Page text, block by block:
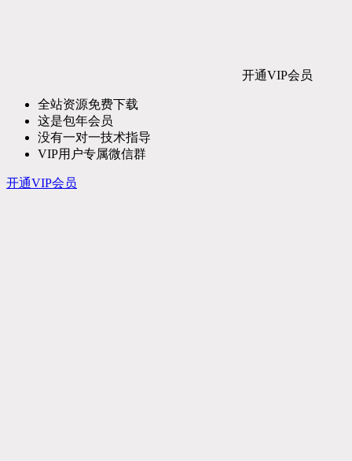
开通VIP会员
全站资源免费下载
这是包年会员
没有一对一技术指导
VIP用户专属微信群
开通VIP会员